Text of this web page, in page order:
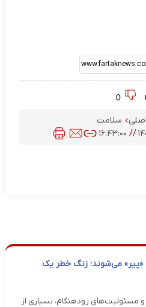
سلامت
// ۱۶:۴۳:۰۰
«پیر» می‌شوند؛ زنگ خطر یک
مسئولیت‌های زودهنگام، بسیاری از